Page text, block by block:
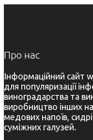
Про нас
Інформаційний сайт
для популяризації
виноградарства та
виробництво інших
медових напоїв,
суміжних галузей.